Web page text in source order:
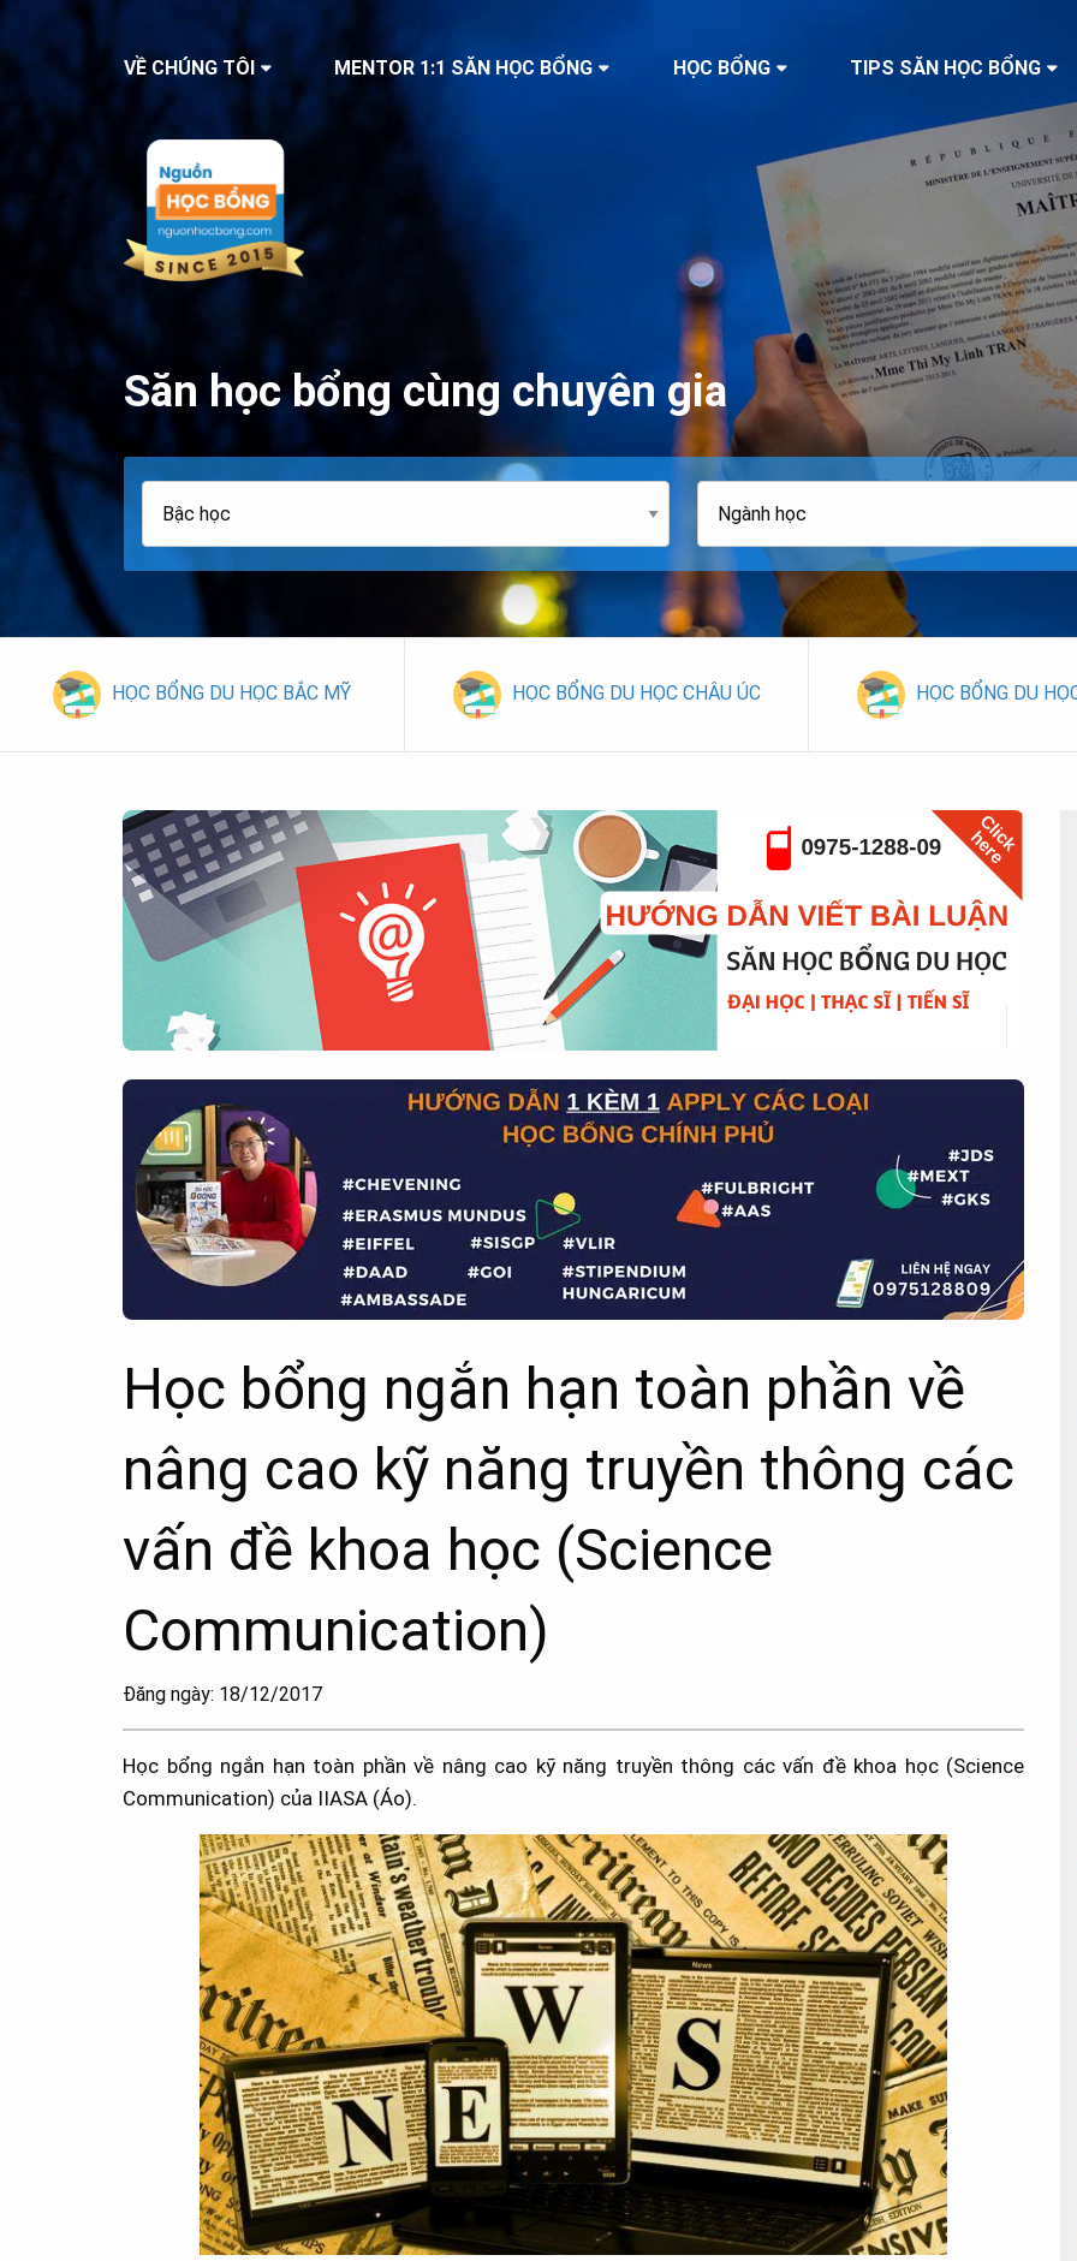
VỀ CHÚNG TÔI MENTOR 1:1 SĂN HỌC BỔNG HỌC BỔNG TIPS SĂN HỌC BỔNG
Săn học bổng cùng chuyên gia
HỌC BỔNG DU HỌC BẮC MỸ HỌC BỔNG DU HỌC CHÂU ÚC HỌC BỔNG DU
Học bổng ngắn hạn toàn phần về
nâng cao kỹ năng truyền thông các
vấn đề khoa học (Science
Communication)
Đăng ngày: 18/12/2017
Học bổng ngắn hạn toàn phần về nâng cao kỹ năng truyền thông các vấn đề khoa học (Science
Communication) của IIASA (Áo).